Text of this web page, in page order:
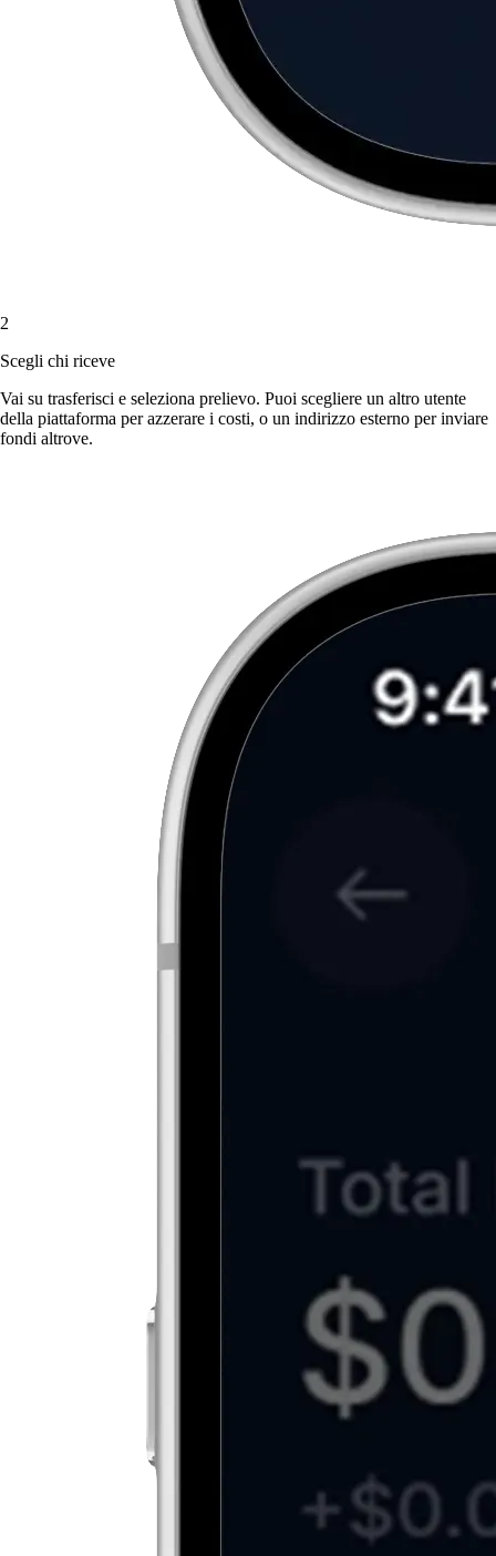
2
Scegli chi riceve
Vai su trasferisci e seleziona prelievo. Puoi scegliere un altro utente
della piattaforma per azzerare i costi, o un indirizzo esterno per inviare
fondi altrove.